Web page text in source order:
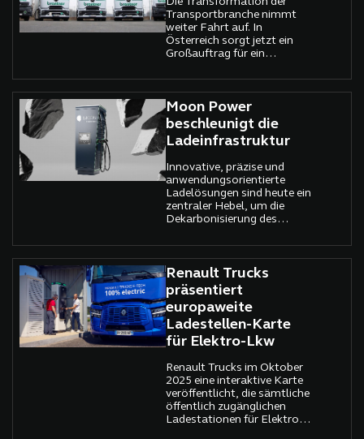
Transportbranche nimmt
weiter Fahrt auf. In
Österreich sorgt jetzt ein
Großauftrag für ein
vollelektrische Mercedes-
Benz eActros verstärken ab
sofort die Flotte von
Brantner green solutions.
Für das Entsorgungs- und
Kreislaufwirtschaftsunternehmen
Fuhrpark-Erneuerung. Es ist
ein klarer Schritt in Richtung
Dekarbonisierung im
schweren Verteiler- und
Entsorgungsverkehr.
Moon Power
beschleunigt die
Ladeinfrastruktur
Innovative, präzise und
anwendungsorientierte
Ladelösungen sind heute ein
zentraler Hebel, um die
Dekarbonisierung des
voranzutreiben –
insbesondere im
Schwerlastsegment.
Während die
Elektromobilität im
Individualverkehr längst
Einzug in den Alltag
gefunden hat, stellt sie in
der Logistikbranche nach
wie vor eine große
Herausforderung dar. Dass
diese Transformation
dennoch möglich und vor
allem machbar ist, zeigt
Renault Trucks
präsentiert
europaweite
Ladestellen-Karte
für Elektro-Lkw
Renault Trucks im Oktober
2025 eine interaktive Karte
veröffentlicht, die sämtliche
öffentlich zugänglichen
Ladestationen für Elektro-